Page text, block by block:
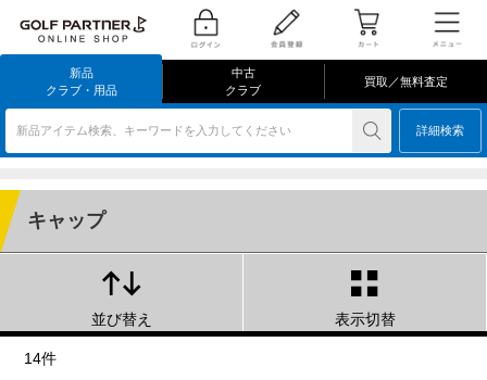
新品
クラブ・用品
中古
クラブ
買取／無料査定
新品アイテム検索、キーワードを入力してください 詳細検索
キャップ
並び替え 表示切替
14件